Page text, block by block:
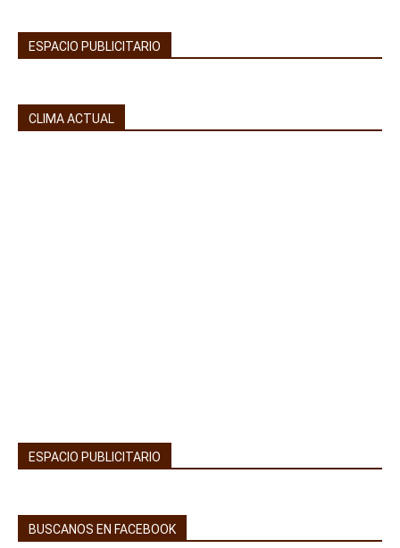
ESPACIO PUBLICITARIO
CLIMA ACTUAL
ESPACIO PUBLICITARIO
BUSCANOS EN FACEBOOK